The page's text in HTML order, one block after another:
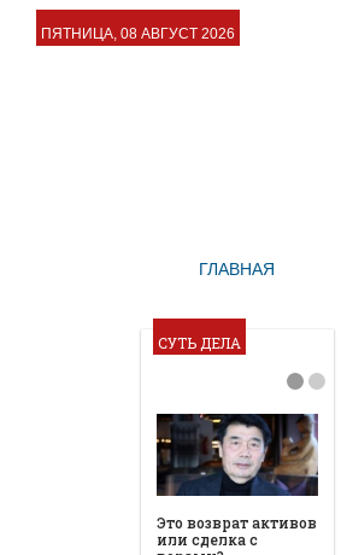
ПЯТНИЦА, 08 АВГУСТ 2026
ГЛАВНАЯ
СУТЬ ДЕЛА